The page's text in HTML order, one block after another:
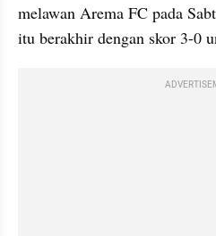
melawan Arema FC pada
itu berakhir dengan skor 3-0